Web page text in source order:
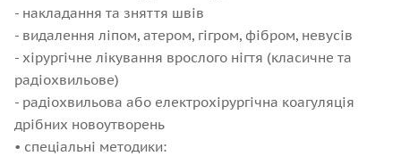
- накладання та зняття швів
- видалення ліпом, атером, гігром, фібром, невусів
- хірургічне лікування врослого нігтя (класичне та
радіохвильове)
- радіохвильова або електрохірургічна коагуляція
дрібних новоутворень
• спеціальні методики: